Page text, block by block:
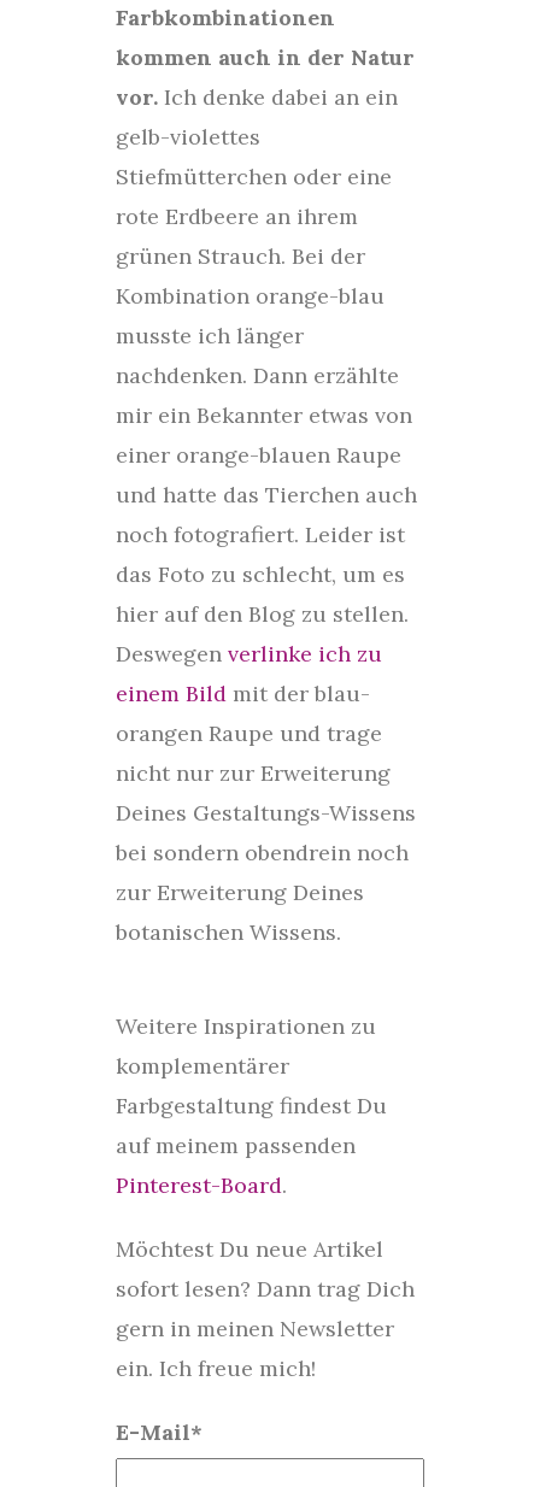
Farbkombinationen
kommen auch in der Natur
vor.Ich denke dabei an ein
gelb-violettes
Stiefmütterchen oder eine
rote Erdbeere an ihrem
grünen Strauch. Bei der
Kombination orange-blau
musste ich länger
nachdenken. Dann erzählte
mir ein Bekannter etwas von
einer orange-blauen Raupe
und hatte das Tierchen auch
noch fotografiert. Leider ist
das Foto zu schlecht, um es
hier auf den Blog zu stellen.
Deswegen verlinke ich zu
einem Bildmit der blau-
orangen Raupe und trage
nicht nur zur Erweiterung
Deines Gestaltungs-Wissens
bei sondern obendrein noch
zur Erweiterung Deines
botanischen Wissens.
Weitere Inspirationen zu
komplementärer
Farbgestaltung findest Du
auf meinem passenden
Pinterest-Board.
Möchtest Du neue Artikel
sofort lesen? Dann trag Dich
gern in meinen Newsletter
ein. Ich freue mich!
E-Mail*